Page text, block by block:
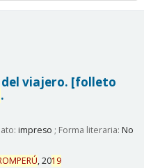
viajero. [folleto
.
impreso ; Forma literaria: No
,2019